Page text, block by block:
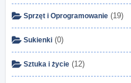
Sprzęt i Oprogramowanie (19)
Sukienki (0)
Sztuka i życie (12)